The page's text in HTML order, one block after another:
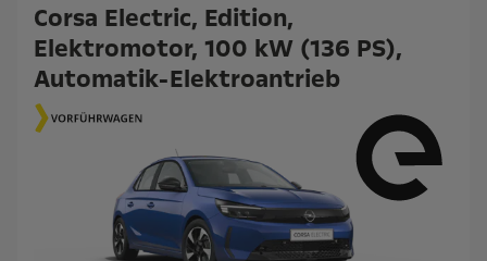
Corsa Electric, Edition,
Elektromotor, 100 kW (136 PS),
Automatik-Elektroantrieb